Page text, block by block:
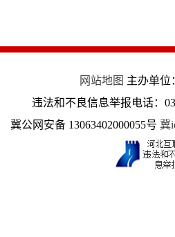
网站地图 主办单位
违法和不良信息举报电话：
冀公网安备 13063402000055号 冀